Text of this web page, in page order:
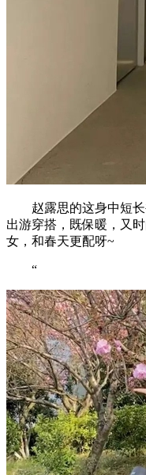
赵露思的这身中短长
出游穿搭，既保暖，又
女，和春天更配呀~
“